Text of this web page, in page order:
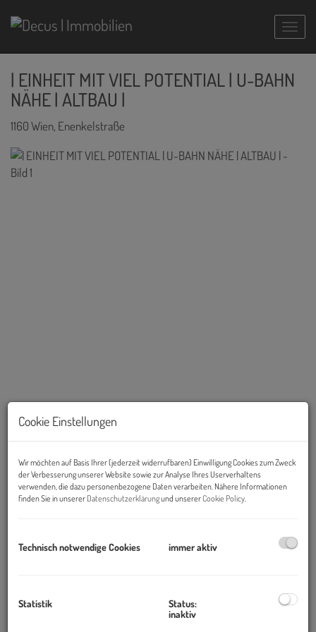
| EINHEIT MIT VIEL POTENTIAL | U-BAHN
NÄHE | ALTBAU |
1160 Wien, Enenkelstraße
Beschreibung
Enenkelstraße - Altbauklassiker mit Geschichte!
wachsenden Stadtteil, der urbanes Lebensgefühl mit
Naherholung verbindet. Errichtet um 1900, vereint dieser
Cookie Einstellungen
Wir möchten auf Basis Ihrer (jederzeit widerrufbaren) Einwilligung Cookies zum Zweck
der Verbesserung unserer Website sowie zur Analyse Ihres Userverhaltens
verwenden, die dazu personenbezogene Daten verarbeiten. Nähere Informationen
finden Sie in unserer Datenschutzerklärungund unsererCookie Policy
Technisch notwendige Cookies immer aktiv
Statistik
Status:
inaktiv